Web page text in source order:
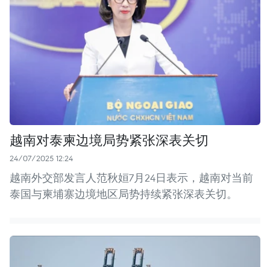
越南对泰柬边境局势紧张深表关切
24/07/2025 12:24
越南外交部发言人范秋姮7月24日表示，越南对当前
泰国与柬埔寨边境地区局势持续紧张深表关切。